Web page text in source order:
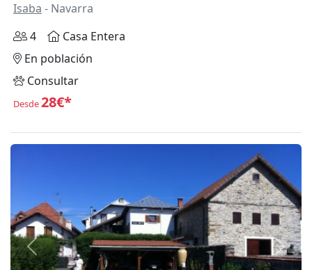
Isaba - Navarra
4
Casa Entera
En población
Consultar
Desde28€*
Anterior